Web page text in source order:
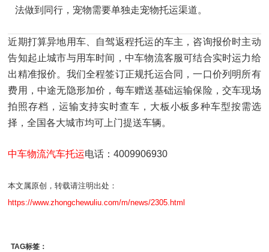
法做到同行，宠物需要单独走宠物托运渠道。
近期打算异地用车、自驾返程托运的车主，咨询报价时主动
告知起止城市与用车时间，中车物流客服可结合实时运力给
出精准报价。我们全程签订正规托运合同，一口价列明所有
费用，中途无隐形加价，每车赠送基础运输保险，交车现场
拍照存档，运输支持实时查车，大板小板 多种车型按需选
择，全国各大城市均可上门提送车辆。
中车物流汽车托运电话：4009906930
本文属原创，转载请注明出处：
https://www.zhongchewuliu.com/m/news/2305.html
TAG标签：